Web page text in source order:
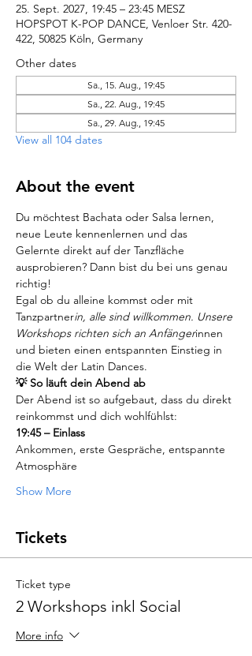
25. Sept. 2027, 19:45 – 23:45 MESZ
HOPSPOT K-POP DANCE, Venloer Str. 420-
422, 50825 Köln, Germany
Other dates
Sa., 15. Aug., 19:45
Sa., 22. Aug., 19:45
Sa., 29. Aug., 19:45
View all 104 dates
About the event
Du möchtest Bachata oder Salsa lernen,
neue Leute kennenlernen und das
Gelernte direkt auf der Tanzfläche
ausprobieren? Dann bist du bei uns genau
richtig!
Egal ob du alleine kommst oder mit
Tanzpartnerin, alle sind willkommen. Unsere
Workshops richten sich an Anfängerinnen
und bieten einen entspannten Einstieg in
die Welt der Latin Dances.
💡 So läuft dein Abend ab
Der Abend ist so aufgebaut, dass du direkt
reinkommst und dich wohlfühlst:
19:45 – Einlass
Ankommen, erste Gespräche, entspannte
Atmosphäre
Show More
Tickets
Ticket type
2 Workshops inkl Social
More info